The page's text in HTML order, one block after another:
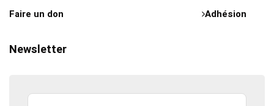
Adhésion
Faire un don
Newsletter